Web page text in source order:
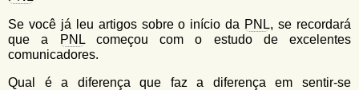
Se você já leu artigos sobre o início da PNL, se recordará
que a
PNLcomeçou com o estudo de excelentes
comunicadores.
Qual é a diferença que faz a diferença em sentir-se